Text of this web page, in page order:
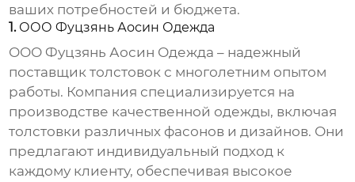
ваших потребностей и бюджета.
1. ООО Фуцзянь Аосин Одежда
ООО Фуцзянь Аосин Одежда – надежный
поставщик толстовок с многолетним опытом
работы. Компания специализируется на
производстве качественной одежды, включая
толстовки различных фасонов и дизайнов. Они
предлагают индивидуальный подход к
каждому клиенту, обеспечивая высокое